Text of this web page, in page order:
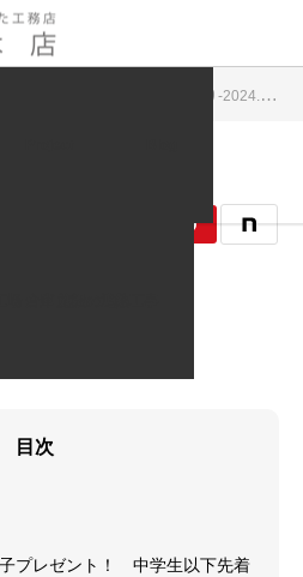
第12回 灘崎文化まつり-2024.11.17
目次
プレゼント！ 中学生以下先着